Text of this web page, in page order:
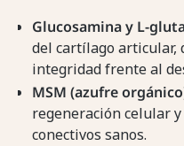
Glucosamina y L-
del cartílago articular,
integridad frente al
MSM (azufre
regeneración celular
conectivos sanos.